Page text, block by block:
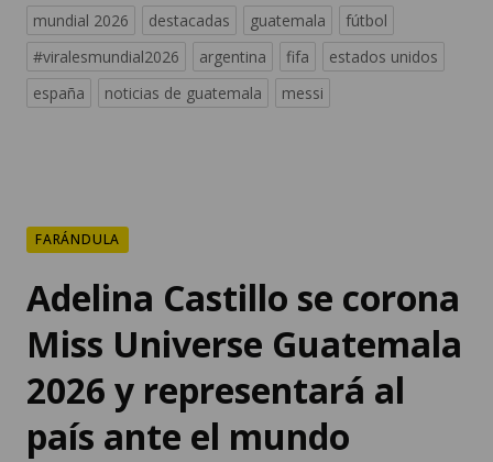
mundial 2026 destacadas guatemala
fútbol
#viralesmundial2026
argentina fifa
estados unidos
españa
noticias de guatemala messi
FARÁNDULA
Adelina Castillo se corona
Miss Universe Guatemala
2026 y representará al
país ante el mundo